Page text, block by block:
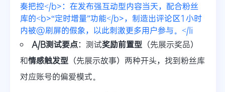
奏把控</b>：在发布强互动型内容当天，配合粉丝
库的<b>“定时增量”功能</b>，制造出评论区1小时
内被@刷屏的假象，以此刺激更多用户参与。</li
A/B测试要点：测试奖励前置型 （先展示奖品）
和情感触发型 （先展示故事）两种开头，找到粉丝库
对应账号的偏爱模式。